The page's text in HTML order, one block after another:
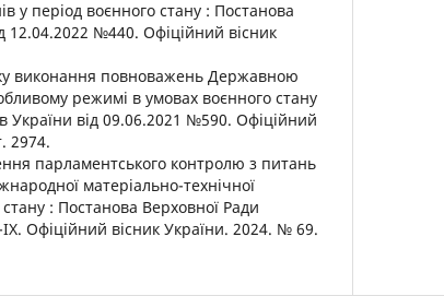
у період воєнного стану : Постанова
12.04.2022 №440. Офіційний вісник
виконання повноважень Державною
режимі в умовах воєнного стану
України від 09.06.2021 №590. Офіційний
2974.
парламентського контролю з питань
матеріально-технічної
: Постанова Верховної Ради
Офіційний вісник України. 2024. № 69.